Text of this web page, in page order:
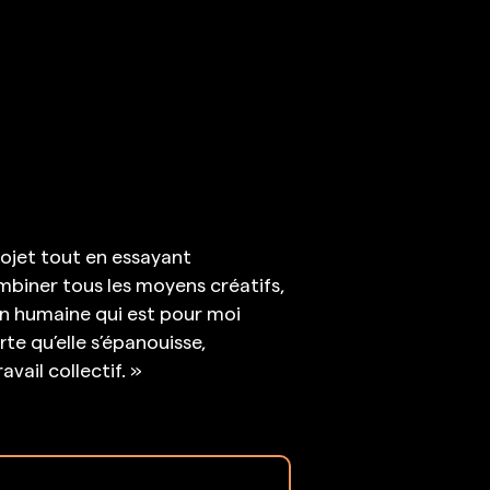
tout en essayant
tous les moyens créatifs,
humaine qui est pour moi
qu’elle s’épanouisse,
collectif. »